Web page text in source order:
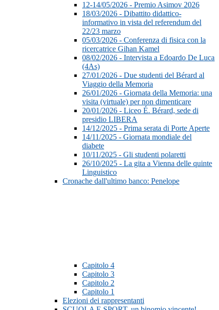
12-14/05/2026 - Premio Asimov 2026
18/03/2026 - Dibattito didattico-
informativo in vista del referendum del
22/23 marzo
05/03/2026 - Conferenza di fisica con la
ricercatrice Gihan Kamel
08/02/2026 - Intervista a Edoardo De Luca
(4As)
27/01/2026 - Due studenti del Bérard al
Viaggio della Memoria
26/01/2026 - Giornata della Memoria: una
visita (virtuale) per non dimenticare
20/01/2026 - Liceo É. Bérard, sede di
presidio LIBERA
14/12/2025 - Prima serata di Porte Aperte
14/11/2025 - Giornata mondiale del
diabete
10/11/2025 - Gli studenti polaretti
26/10/2025 - La gita a Vienna delle quinte
Linguistico
Cronache dall'ultimo banco: Penelope
Capitolo 4
Capitolo 3
Capitolo 2
Capitolo 1
Elezioni dei rappresentanti